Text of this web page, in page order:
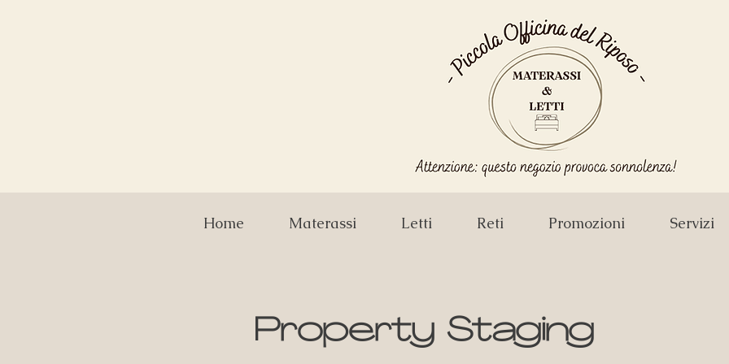
Home Materassi Letti Reti Promozioni Servizi
Property Staging